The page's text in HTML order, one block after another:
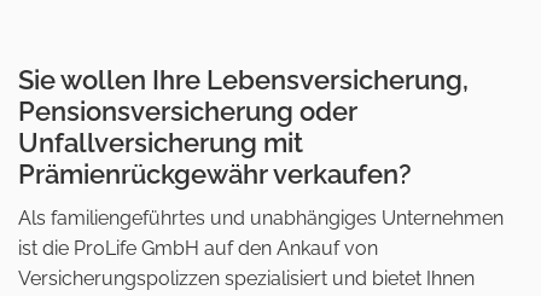
Sie wollen Ihre Lebensversicherung,
Pensionsversicherung oder
Unfallversicherung mit
Prämienrückgewähr verkaufen?
Als familiengeführtes und unabhängiges Unternehmen
ist die ProLife GmbH auf den Ankauf von
Versicherungspolizzen spezialisiert und bietet Ihnen